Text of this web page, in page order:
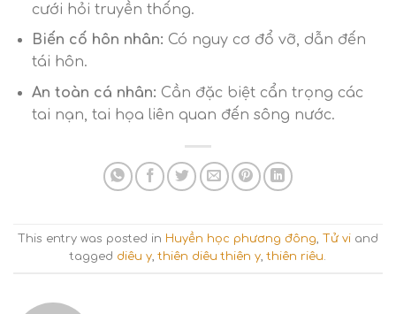
cưới hỏi truyền thống.
Biến cố hôn nhân: Có nguy cơ đổ vỡ, dẫn đến
tái hôn.
An toàn cá nhân: Cần đặc biệt cẩn trọng các
tai nạn, tai họa liên quan đến sông nước.
This entry was posted in Huyền học phương đông, Tử vi and
tagged diêu y,thiên diêu thiên y,thiên riêu.